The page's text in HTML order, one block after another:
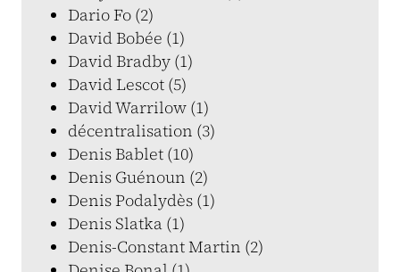
Dario Fo (2)
David Bobée (1)
David Bradby (1)
David Lescot (5)
David Warrilow (1)
décentralisation (3)
Denis Bablet (10)
Denis Guénoun (2)
Denis Podalydès (1)
Denis Slatka (1)
Denis-Constant Martin (2)